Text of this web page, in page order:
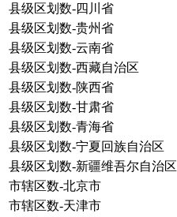
县级区划数-四川省
县级区划数-贵州省
县级区划数-云南省
县级区划数-西藏自治区
县级区划数-陕西省
县级区划数-甘肃省
县级区划数-青海省
县级区划数-宁夏回族自治区
县级区划数-新疆维吾尔自治区
市辖区数-北京市
市辖区数-天津市